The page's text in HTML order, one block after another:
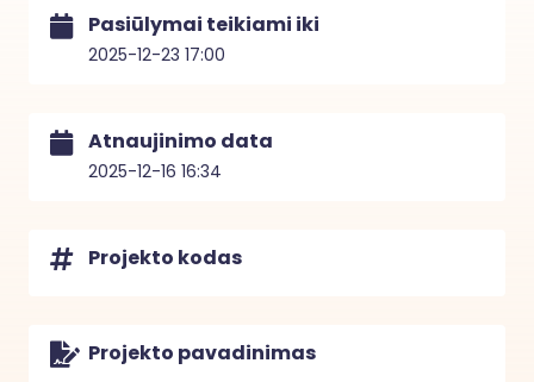
Pasiūlymai teikiami iki
2025-12-23 17:00
Atnaujinimo data
2025-12-16 16:34
Projekto kodas
Projekto pavadinimas